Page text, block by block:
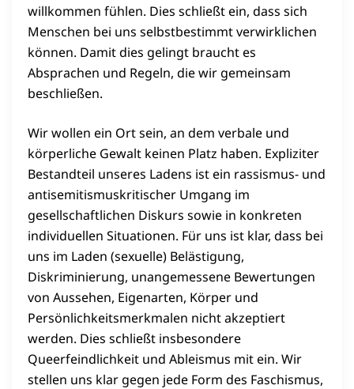
willkommen fühlen. Dies schließt ein, dass sich
Menschen bei uns selbstbestimmt verwirklichen
können. Damit dies gelingt braucht es
Absprachen und Regeln, die wir gemeinsam
beschließen.
Wir wollen ein Ort sein, an dem verbale und
körperliche Gewalt keinen Platz haben. Expliziter
Bestandteil unseres Ladens ist ein rassismus- und
antisemitismuskritischer Umgang im
gesellschaftlichen Diskurs sowie in konkreten
individuellen Situationen. Für uns ist klar, dass bei
uns im Laden (sexuelle) Belästigung,
Diskriminierung, unangemessene Bewertungen
von Aussehen, Eigenarten, Körper und
Persönlichkeitsmerkmalen nicht akzeptiert
werden. Dies schließt insbesondere
Queerfeindlichkeit und Ableismus mit ein. Wir
stellen uns klar gegen jede Form des Faschismus,